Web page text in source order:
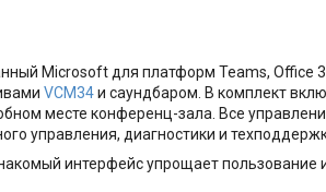
Microsoft для платформ Teams, Office
VCM34и саундбаром. В комплект
месте конференц-зала. Все
управления, диагностики и
интерфейс упрощает пользование